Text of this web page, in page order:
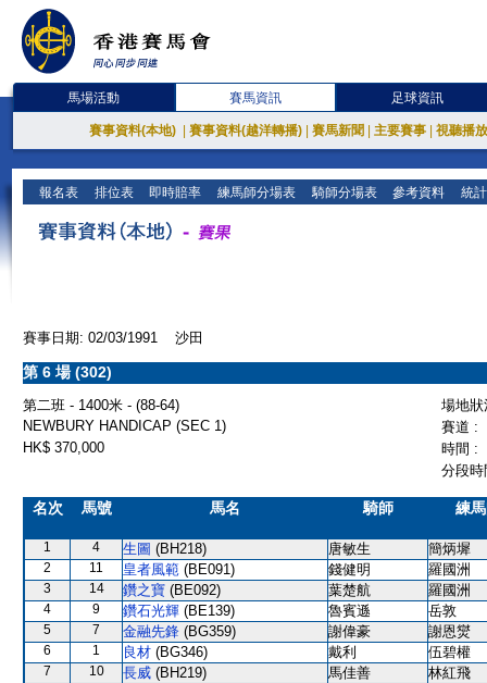
馬場活動 賽馬資訊 足球資訊
賽事資料(本地) 賽事資料(越洋轉播) 賽馬新聞 主要賽事 視聽播
報名表 排位表 即時賠率 練馬師分場表 騎師分場表 參考資料 統
賽事日期: 02/03/1991 沙田
第 6 場 (302)
第二班 - 1400米 - (88-64)
場地
NEWBURY HANDICAP (SEC 1)
賽道 :
HK$ 370,000
時間 :
分段
名次 馬號 馬名 騎師 練
1 4 生圖 (BH218) 唐敏生 簡炳墀
2 11 皇者風範 (BE091) 錢健明 羅國洲
3 14 鑽之寶 (BE092) 葉楚航 羅國洲
4 9 鑽石光輝 (BE139) 魯賓遜 岳敦
5 7 金融先鋒 (BG359) 謝偉豪 謝恩爕
6 1 良材 (BG346) 戴利 伍碧權
7 10 長威 (BH219) 馬佳善 林紅飛